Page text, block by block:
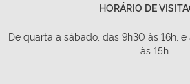
HORÁRIO DE
De quarta a sábado, das 9h30 às 16h,
às 15h